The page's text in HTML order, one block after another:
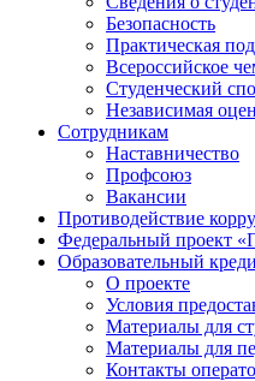
Безопасность
Практическая
Всероссийское
Студенческий
Независимая
Сотрудникам
Наставничество
Профсоюз
Вакансии
Противодействие
Федеральный проект
Образовательный
О проекте
Условия
Материалы для
Материалы для
Контакты